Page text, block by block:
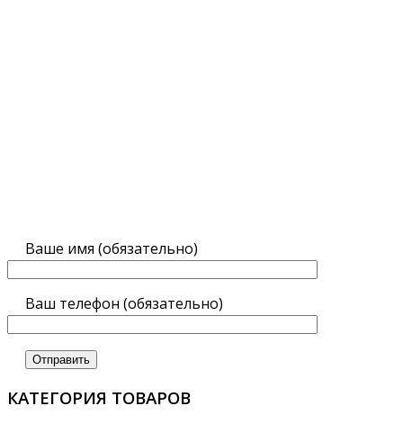
Ваше имя (обязательно)
Ваш телефон (обязательно)
КАТЕГОРИЯ ТОВАРОВ